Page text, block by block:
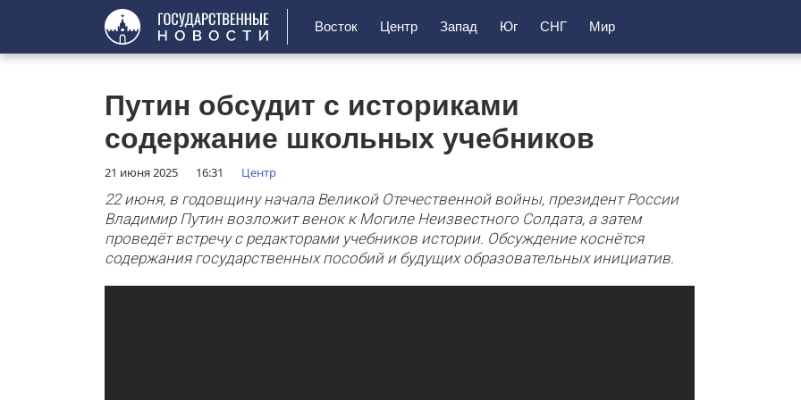
Восток Центр Запад Юг СНГ Мир
Путин обсудит с историками
содержание школьных учебников
21 июня 2025 16:31 Центр
22 июня, в годовщину начала Великой Отечественной войны, президент России
Владимир Путин возложит венок к Могиле Неизвестного Солдата, а затем
проведёт встречу с редакторами учебников истории. Обсуждение коснётся
содержания государственных пособий и будущих образовательных инициатив.